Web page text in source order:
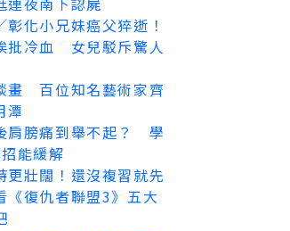
彰化小兄妹癌父猝逝！
批冷血 女兒駁斥驚人
畫 百位知名藝術家齊
潭
肩膀痛到舉不起？ 學
能緩解
更壯闊！還沒複習就先
《復仇者聯盟3》五大